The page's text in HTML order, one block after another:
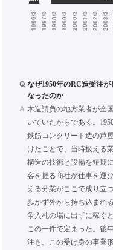
Q なぜ1950年のRC造受注
なったのか
A 木造請負の地方業者が全
いていたからである。
鉄筋コンクリート造の芦
けたことで、当時扱える
構造の技術と設備を短期
客を握る商社が仕事を運
える分業がここで成り立つ
歩かず外から持ち込まれ
争入札の場に出ずに稼ぐ
この一件で定まった。後
注も、この受け身の事業